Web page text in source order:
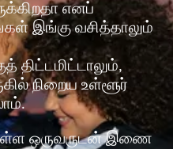
எனப்
இங்கு வசித்தாலும்
நிறைய உள்ளூர்
ஒருவருடன் இணை